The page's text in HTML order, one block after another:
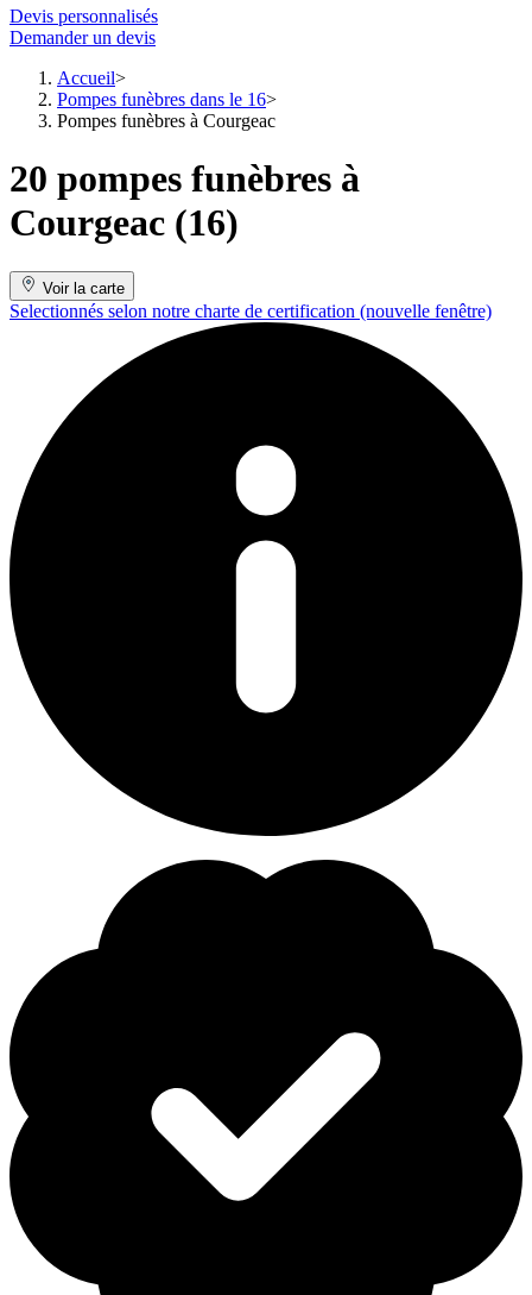
Devis personnalisés
Demander un devis
Accueil
Pompes funèbres dans le 16
Pompes funèbres à Courgeac
20 pompes funèbres à
Courgeac (16)
Voir la carte
Selectionnés selon notre charte de certification (nouvelle fenêtre)